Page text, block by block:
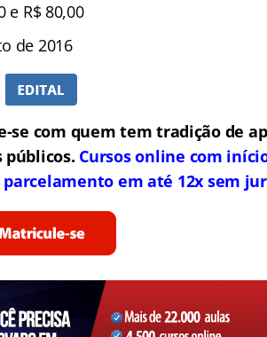
e R$ 80,00
de 2016
se com quem tem tradição de
públicos. Cursos online com
em até 12x sem